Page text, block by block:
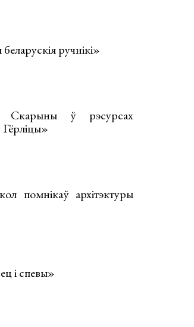
ручнікі»
Скарыны ў рэсурсах
Гёрліцы»
помнікаў архітэктуры
і спевы»